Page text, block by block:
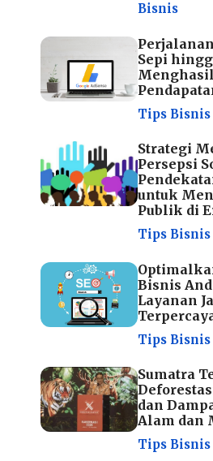
Bisnis
Sepi
Tips Bisnis
Strategi
Persepsi
untuk
Publik di
Tips Bisnis
Bisnis
Layanan
Tips Bisnis
Sumatra
dan
Alam dan
Tips Bisnis